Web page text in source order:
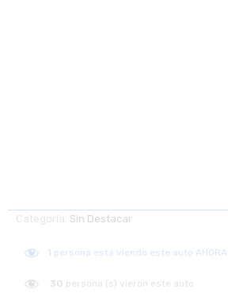
Categoría: Sin Destacar
1 persona está viendo este auto AHORA
30 persona (s) vieron este auto